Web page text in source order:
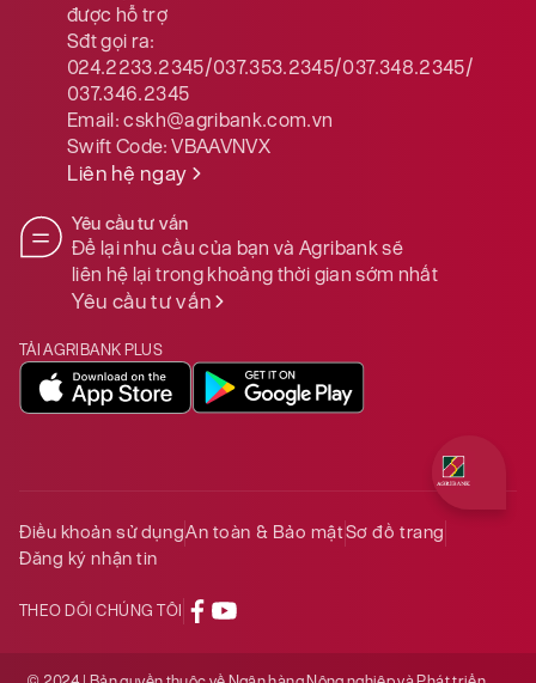
được hỗ trợ
Sđt gọi ra:
024.2233.2345/037.353.2345/037.348.2345/
037.346.2345
Email:cskh@agribank.com.vn
Swift Code:VBAAVNVX
Liên hệ ngay
Yêu cầu tư vấn
Để lại nhu cầu của bạn và Agribank sẽ
liên hệ lại trong khoảng thời gian sớm nhất
Yêu cầu tư vấn
TẢI AGRIBANK PLUS
Điều khoản sử dụngAn toàn & Bảo mậtSơ đồ trang
Đăng ký nhận tin
THEO DÕI CHÚNG TÔI
Quý